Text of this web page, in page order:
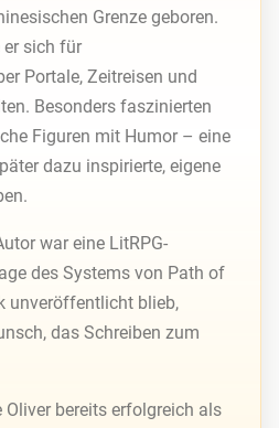
Grenze geboren.
er sich für
Portale, Zeitreisen und
Besonders faszinierten
Figuren mit Humor – eine
dazu inspirierte, eigene
war eine LitRPG-
des Systems von Path of
unveröffentlicht blieb,
das Schreiben zum
bereits erfolgreich als